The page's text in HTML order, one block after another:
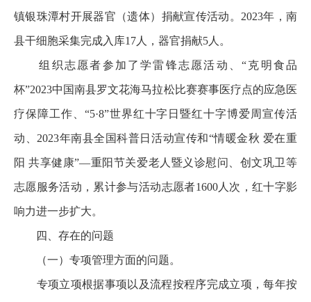
镇银珠潭村开展器官（遗体）捐献宣传活动。2023年，南
县干细胞采集完成入库17人，器官捐献5人。
组织志愿者参加了学雷锋志愿活动、“克明食品
杯”2023中国南县罗文花海马拉松比赛赛事医疗点的应急医
疗保障工作、“5·8”世界红十字日暨红十字博爱周宣传活
动、2023年南县全国科普日活动宣传和“情暖金秋 爱在重
阳 共享健康”—重阳节关爱老人暨义诊慰问、创文巩卫等
志愿服务活动，累计参与活动志愿者1600人次，红十字影
响力进一步扩大。
四、存在的问题
（一）专项管理方面的问题。
专项立项根据事项以及流程按程序完成立项，每年按